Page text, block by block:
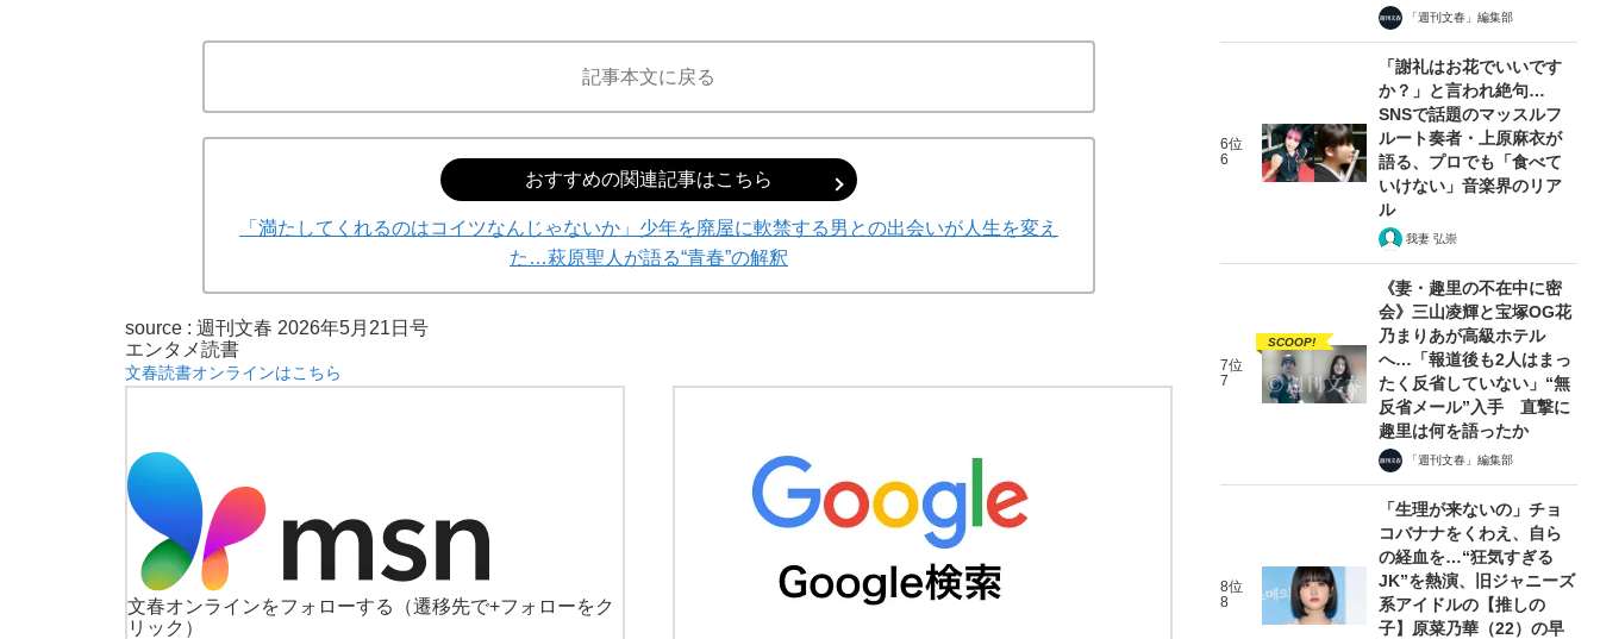
記事本文に戻る
おすすめの関連記事はこちら
「満たしてくれるのはコイツなんじゃないか」少年を廃屋に軟禁する男との出会いが人生を変え
た…萩原聖人が語る“青春”の解釈
source : 週刊文春 2026年5月21日号
エンタメ読書
文春読書オンラインはこちら
文春オンラインをフォローする
（遷移先で+フォローをク
リック）
「週刊文春」編集部
6位
6
「謝礼はお花でいいです
か？」と言われ絶句…
SNSで話題のマッスルフ
ルート奏者・上原麻衣が
語る、プロでも「食べて
いけない」音楽界のリア
ル
我妻 弘崇
7位
7
SCOOP!
《妻・趣里の不在中に密
会》三山凌輝と宝塚OG花
乃まりあが高級ホテル
へ…「報道後も2人はまっ
たく反省していない」“無
反省メール”入手 直撃に
趣里は何を語ったか
「週刊文春」編集部
8位
8
「生理が来ないの」チョ
コバナナをくわえ、自ら
の経血を…“狂気すぎる
JK”を熱演、旧ジャニーズ
系アイドルの【推しの
子】原菜乃華（22）の早